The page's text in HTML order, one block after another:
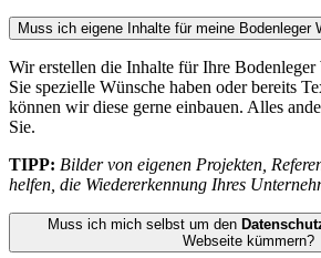
Muss ich eigene Inhalte für meine Bodenleger
Wir erstellen die Inhalte für Ihre Bodenleger
Sie spezielle Wünsche haben oder bereits
können wir diese gerne einbauen. Alles
Sie.
TIPP: Bilder von eigenen Projekten,
helfen, die Wiedererkennung Ihres
Muss ich mich selbst um den
Webseite kümmern?